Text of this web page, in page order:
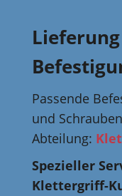
Passende
und
Abteilung:
Spezieller
Klettergriff-